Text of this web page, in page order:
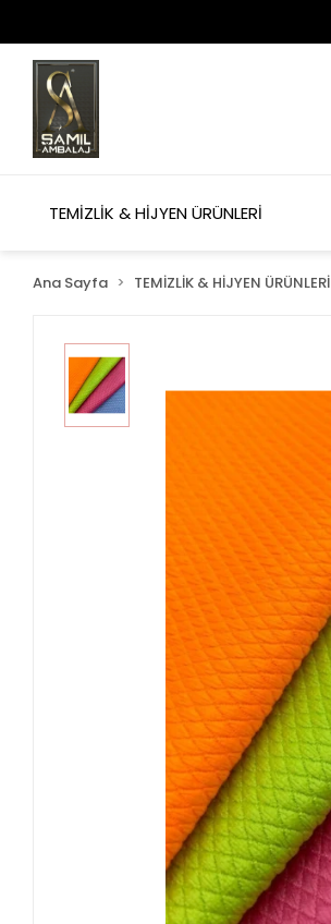
TEMİZLİK & HİJYEN ÜRÜNLERİ
Ana Sayfa TEMİZLİK & HİJYEN ÜRÜNLERİ